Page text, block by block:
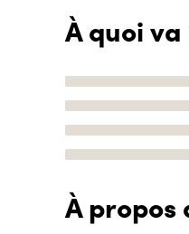
À quoi
À propos